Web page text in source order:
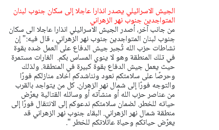
الجيش الاسرائيلي يصدر انذارا عاجلا إلى سكان جنوب لبنان
المتواجدين جنوب نهر الزهراني
من جانب آخر، أصدر الجيش الاسرائيلي انذارا عاجلا الى سكان
جنوب لبنان المتواجدين جنوب نهر الزهراني ، قال فيه:" إن
نشاطات حزب الله تُجبر جيش الدفاع على العمل ضده بقوة
في تلك المنطقة وهو لا ينوي المساس بكم. الغارات مستمرة
حيث يعمل جيش الدفاع بقوة كبيرة في المنطقة. ولذلك
وحرصًا على سلامتكم نعود ونناشدكم اخلاء منازلكم فورًا
والتوجه فورًا إلى شمال نهر الزهران.كل من يتواجد بالقرب
من عناصر حزب الله أو منشآته أو وسائله القتالية يعرّض
حياته للخطر. لضمان سلامتكم ندعوكم إلى الانتقال فورًا إلى
منطقة شمال نهر الزهراني. البقاء جنوب نهر الزهراني قد
يعرّض حياتكم وحياة عائلاتكم للخطر ".